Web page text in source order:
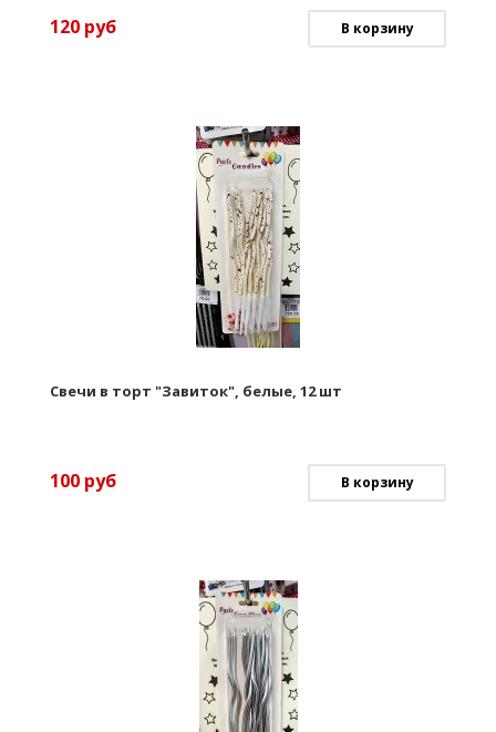
120 руб В корзину
Свечи в торт "Завиток", белые, 12 шт
100 руб В корзину